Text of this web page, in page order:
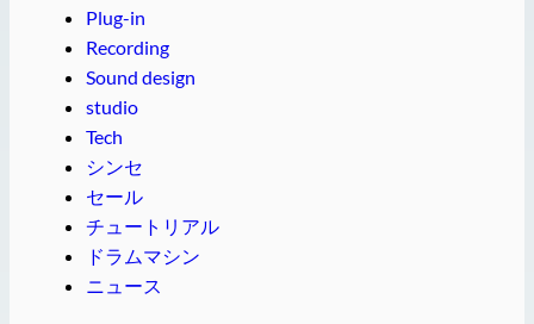
Plug-in
Recording
Sound design
studio
Tech
シンセ
セール
チュートリアル
ドラムマシン
ニュース